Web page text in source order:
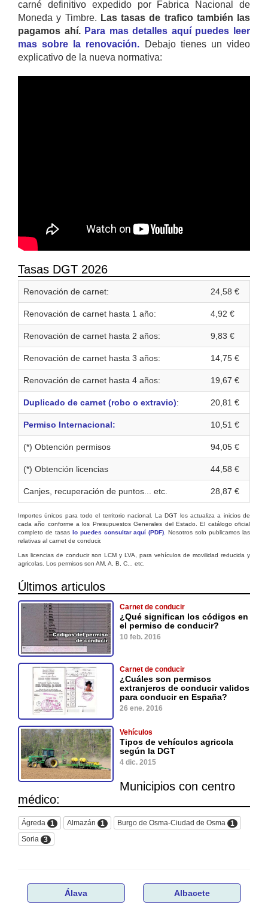
carné definitivo expedido por Fabrica Nacional de
Moneda y Timbre. Las tasas de trafico también las
pagamos ahí. Para mas detalles aquí puedes leer
mas sobre la renovación. Debajo tienes un video
explicativo de la nueva normativa:
Tasas DGT 2026
Renovación de carnet: 24,58 €
Renovación de carnet hasta 1 año: 4,92 €
Renovación de carnet hasta 2 años: 9,83 €
Renovación de carnet hasta 3 años: 14,75 €
Renovación de carnet hasta 4 años: 19,67 €
Duplicado de carnet (robo o extravio): 20,81 €
Permiso Internacional: 10,51 €
(*) Obtención permisos 94,05 €
(*) Obtención licencias 44,58 €
Canjes, recuperación de puntos... etc. 28,87 €
Importes únicos para todo el territorio nacional. La DGT los actualiza a inicios de
cada año conforme a los Presupuestos Generales del Estado. El catálogo oficial
completo de tasas lo puedes consultar aquí (PDF) . Nosotros solo publicamos las
relativas al carnet de conducir.
Las licencias de conducir son LCM y LVA, para vehículos de movilidad reducida y
agricolas. Los permisos son AM, A, B, C... etc.
Últimos articulos
Carnet de conducir
¿Qué significan los códigos en
el permiso de conducir?
10 feb. 2016
Carnet de conducir
¿Cuáles son permisos
extranjeros de conducir validos
para conducir en España?
26 ene. 2016
Vehículos
Tipos de vehículos agricola
según la DGT
4 dic. 2015
Municipios con centro
médico:
Ágreda 1 Almazán 1 Burgo de Osma-Ciudad de Osma
1
Soria
3
Álava Albacete